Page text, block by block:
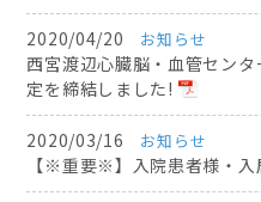
2020/04/20 お知らせ
西宮渡辺心臓脳・血管セン
定を締結しました!
2020/03/16 お知らせ
【※重要※】入院患者様・入